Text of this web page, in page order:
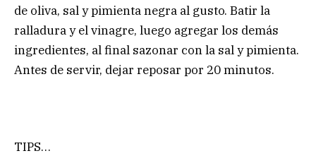
de oliva, sal y pimienta negra al gusto. Batir la
ralladura y el vinagre, luego agregar los demás
ingredientes, al final sazonar con la sal y pimienta.
Antes de servir, dejar reposar por 20 minutos.
TIPS…